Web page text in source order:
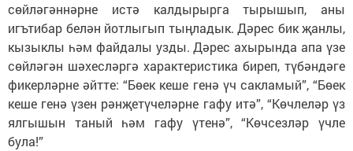
сөйләгәннәрне истә калдырырга тырышып, аны
игътибар белән йотлыгып тыңладык. Дәрес бик җанлы,
кызыклы һәм файдалы узды. Дәрес ахырында апа үзе
сөйләгән шәхесләргә характеристика биреп, түбәндәге
фикерләрне әйтте: “Бөек кеше генә үч сакламый”, “Бөек
кеше генә үзен рәнҗетүчеләрне гафу итә”, “Көчлеләр үз
ялгышын таный һәм гафу үтенә”, “Көчсезләр үчле
була!”